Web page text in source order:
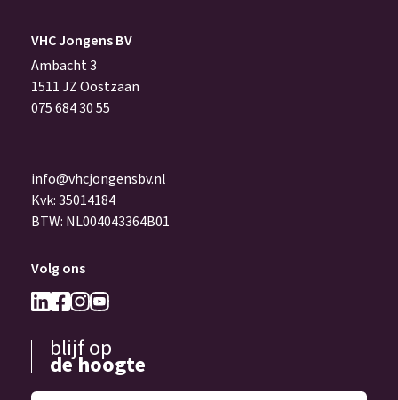
VHC Jongens BV
Ambacht 3
1511 JZ Oostzaan
075 684 30 55
info@vhcjongensbv.nl
Kvk: 35014184
BTW: NL004043364B01
Volg ons
blijf op
de hoogte